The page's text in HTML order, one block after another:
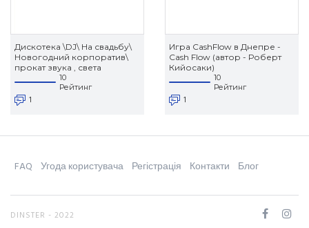
Дискотека \DJ\ На свадьбу\
Новогодний корпоратив\
прокат звука , света
10
Рейтинг
1
Игра CashFlow в Днепре -
Cash Flow (автор - Роберт
Кийосаки)
10
Рейтинг
1
FAQ Угода користувача Регістрація Контакти Блог
DINSTER - 2022